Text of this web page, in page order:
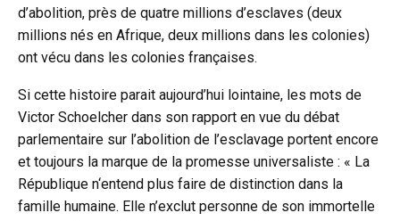
d’abolition, près de quatre millions d’esclaves (deux
millions nés en Afrique, deux millions dans les colonies)
ont vécu dans les colonies françaises.
Si cette histoire parait aujourd’hui lointaine, les mots de
Victor Schoelcher dans son rapport en vue du débat
parlementaire sur l’abolition de l’esclavage portent encore
et toujours la marque de la promesse universaliste : « La
République n‘entend plus faire de distinction dans la
famille humaine. Elle n’exclut personne de son immortelle